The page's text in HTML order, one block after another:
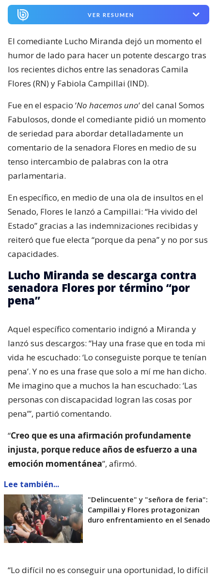
VER RESUMEN
El comediante Lucho Miranda dejó un momento el
humor de lado para hacer un potente descargo tras
los recientes dichos entre las senadoras Camila
Flores (RN) y Fabiola Campillai (IND).
Fue en el espacio ‘No hacemos uno‘ del canal Somos
Fabulosos, donde el comediante pidió un momento
de seriedad para abordar detalladamente un
comentario de la senadora Flores en medio de su
tenso intercambio de palabras con la otra
parlamentaria.
En específico, en medio de una ola de insultos en el
Senado, Flores le lanzó a Campillai: “Ha vivido del
Estado” gracias a las indemnizaciones recibidas y
reiteró que fue electa “porque da pena” y no por sus
capacidades.
Lucho Miranda se descarga contra
senadora Flores por término “por
pena”
Aquel específico comentario indignó a Miranda y
lanzó sus descargos: “Hay una frase que en toda mi
vida he escuchado: ‘Lo conseguiste porque te tenían
pena’. Y no es una frase que solo a mí me han dicho.
Me imagino que a muchos la han escuchado: ‘Las
personas con discapacidad logran las cosas por
pena’”, partió comentando.
“Creo que es una afirmación profundamente
injusta, porque reduce años de esfuerzo a una
emoción momentánea”, afirmó.
Lee también...
"Delincuente" y "señora de feria":
Campillai y Flores protagonizan
duro enfrentamiento en el Senado
“Lo difícil no es conseguir una oportunidad, lo difícil